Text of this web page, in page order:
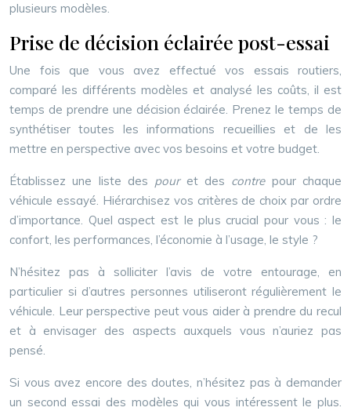
plusieurs modèles.
Prise de décision éclairée post-essai
Une fois que vous avez effectué vos essais routiers,
comparé les différents modèles et analysé les coûts, il est
temps de prendre une décision éclairée. Prenez le temps de
synthétiser toutes les informations recueillies et de les
mettre en perspective avec vos besoins et votre budget.
Établissez une liste des pour et des contre pour chaque
véhicule essayé. Hiérarchisez vos critères de choix par ordre
d’importance. Quel aspect est le plus crucial pour vous : le
confort, les performances, l’économie à l’usage, le style ?
N’hésitez pas à solliciter l’avis de votre entourage, en
particulier si d’autres personnes utiliseront régulièrement le
véhicule. Leur perspective peut vous aider à prendre du recul
et à envisager des aspects auxquels vous n’auriez pas
pensé.
Si vous avez encore des doutes, n’hésitez pas à demander
un second essai des modèles qui vous intéressent le plus.